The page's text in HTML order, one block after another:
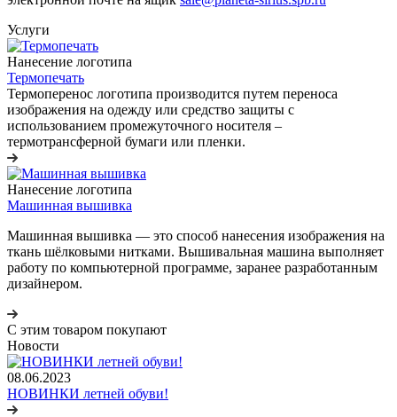
Услуги
Нанесение логотипа
Термопечать
Термоперенос логотипа производится путем переноса
изображения на одежду или средство защиты с
использованием промежуточного носителя –
термотрансферной бумаги или пленки.
Нанесение логотипа
Машинная вышивка
Машинная вышивка — это способ нанесения изображения на
ткань шёлковыми нитками. Вышивальная машина выполняет
работу по компьютерной программе, заранее разработанным
дизайнером.
С этим товаром покупают
Новости
08.06.2023
НОВИНКИ летней обуви!